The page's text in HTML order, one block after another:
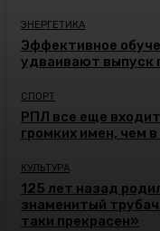
ЭНЕРГЕТИКА
Эффективное
удваивают выпуск
СПОРТ
РПЛ все еще
громких имен, чем
КУЛЬТУРА
125 лет назад
знаменитый
таки прекрасен»